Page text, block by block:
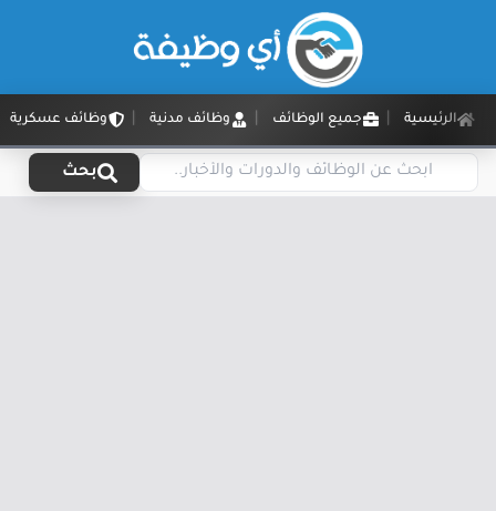
الرئيسية جميع الوظائف وظائف مدنية وظائف عسكرية
بحث